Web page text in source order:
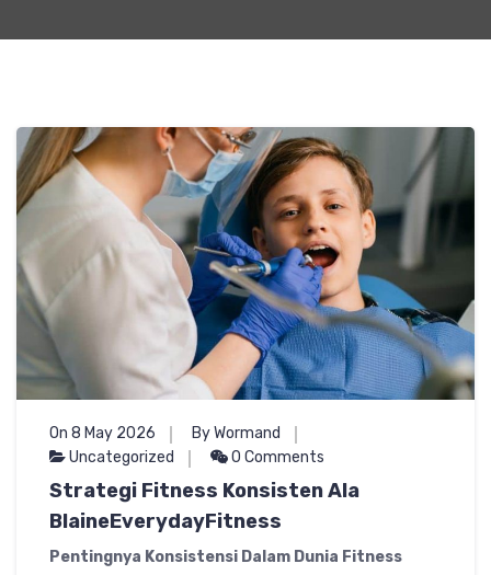
On 8 May 2026
By Wormand
Uncategorized
0 Comments
Strategi Fitness Konsisten Ala
BlaineEverydayFitness
Pentingnya Konsistensi Dalam Dunia Fitness